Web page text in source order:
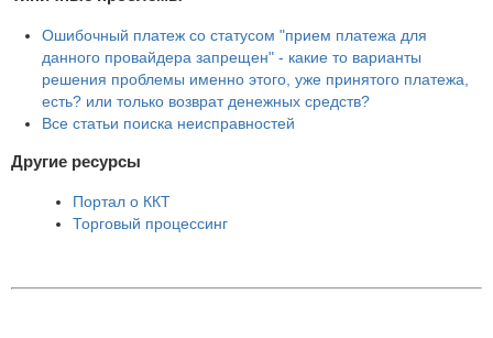
Ошибочный платеж со статусом "прием платежа для
данного провайдера запрещен" - какие то варианты
решения проблемы именно этого, уже принятого платежа,
есть? или только возврат денежных средств?
Все статьи поиска неисправностей
Другие ресурсы
Портал о ККТ
Торговый процессинг